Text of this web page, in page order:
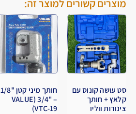
מוצרים קשורים למוצר זה:
סט עושה קונוס עם
קלאץ + חותך
צינורות ווליו
חותך מיני קטן "1/8
– "3/4 (VALUE
VTC-19)